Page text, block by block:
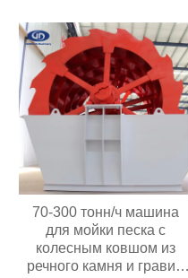
промышленности и
сельском хозяйстве;
роторное вибрационное
сито
70-300 тонн/ч машина
для мойки песка с
колесным ковшом из
речного камня и гравия